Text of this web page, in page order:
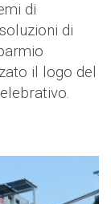
di
di
il logo del